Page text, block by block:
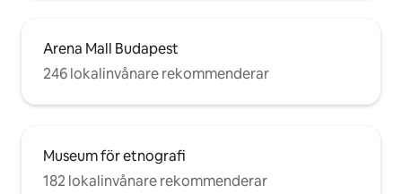
Arena Mall Budapest
246 lokalinvånare rekommenderar
Museum för etnografi
182 lokalinvånare rekommenderar